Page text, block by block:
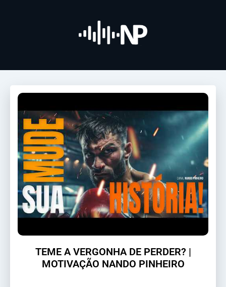
TEME A VERGONHA DE PERDER? |
MOTIVAÇÃO NANDO PINHEIRO